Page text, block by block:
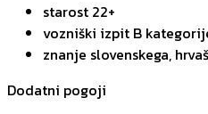
starost 22+
vozniški izpit B
znanje slovenskega,
Dodatni pogoji